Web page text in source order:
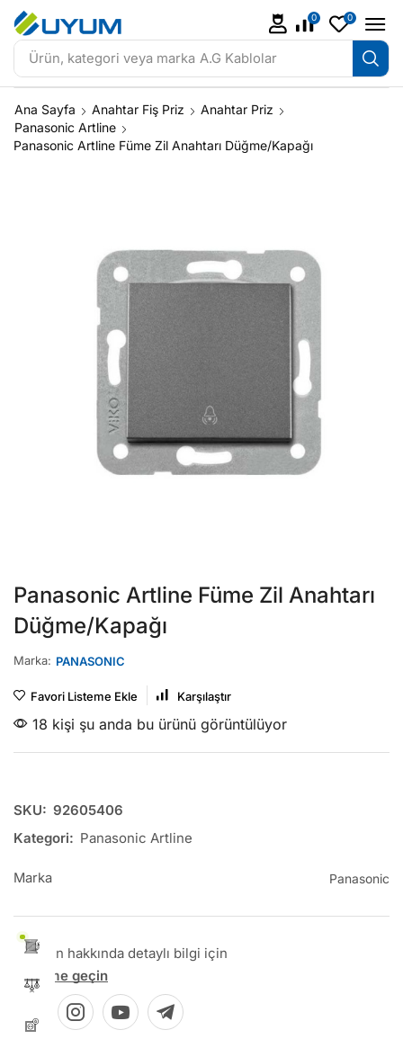
Ürün, kategori veya marka A.G Kablolar
0 0
Ana Sayfa Anahtar Fiş Priz
Anahtar Priz
Panasonic Artline
Panasonic Artline Füme Zil Anahtarı Düğme/Kapağı
Panasonic Artline Füme Zil Anahtarı
Düğme/Kapağı
Marka: PANASONIC
Favori Listeme Ekle Karşılaştır
18 kişi şu anda bu ürünü görüntülüyor
SKU: 92605406
Kategori: Panasonic Artline
Marka Panasonic
Bu ürün hakkında detaylı bilgi için
İletişime geçin